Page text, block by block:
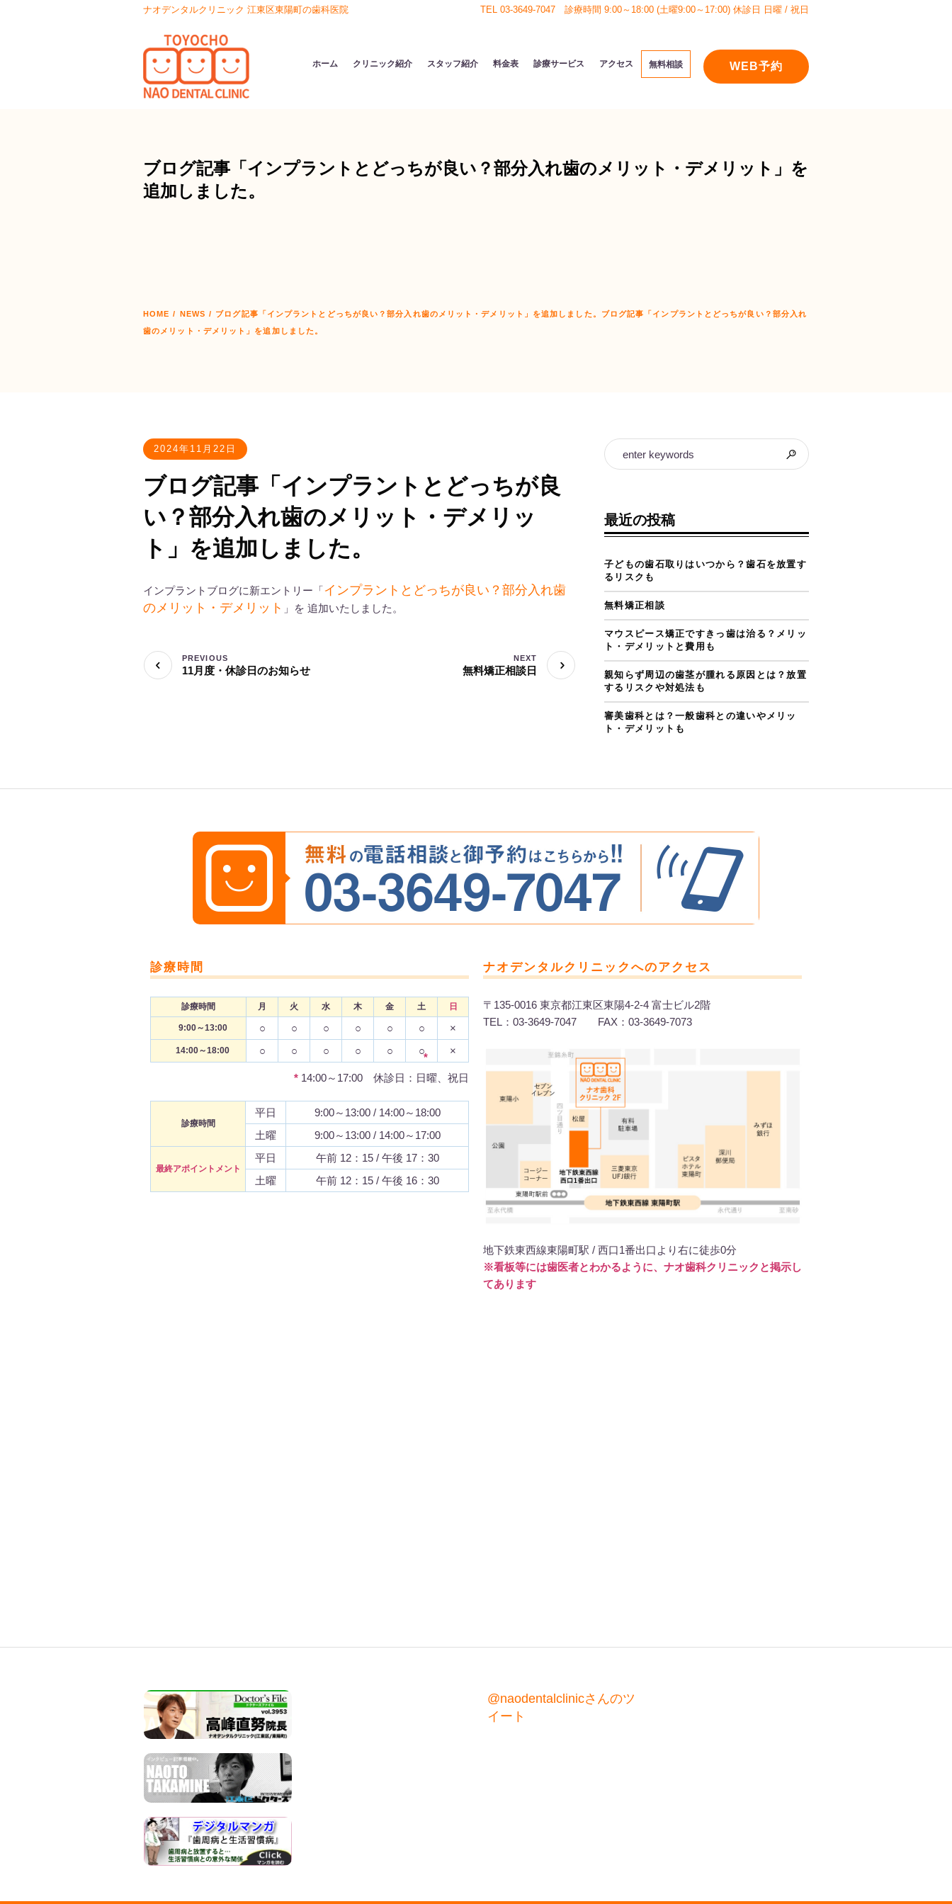
ナオデンタルクリニック 江東区東陽町の歯科医院 TEL 03-3649-7047 診療時間 9:00～18:00 (土曜9:00～17:00) 休診日 日曜 / 祝日
WEB予約
ホーム クリニック紹介 スタッフ紹介 料金表 診療サービス アクセス 無料相談
ブログ記事「インプラントとどっちが良い？部分入れ歯のメリット・デメリット」を
追加しました。
HOME / NEWS / ブログ記事「インプラントとどっちが良い？部分入れ歯のメリット・デメリット」を追加しました。
ブログ記事「インプラントとどっちが良い？部分入れ
歯のメリット・デメリット」を追加しました。
2024年11月22日
ブログ記事「インプラントとどっちが良
い？部分入れ歯のメリット・デメリッ
ト」を追加しました。
インプラントブログに新エントリー「インプラントとどっちが良い？部分入れ歯
のメリット・デメリット 」を 追加いたしました。
11月度・休診日のお知らせ
PREVIOUS
無料矯正相談日
NEXT
最近の投稿
子どもの歯石取りはいつから？歯石を放置す
るリスクも
無料矯正相談
マウスピース矯正ですきっ歯は治る？メリッ
ト・デメリットと費用も
親知らず周辺の歯茎が腫れる原因とは？放置
するリスクや対処法も
審美歯科とは？一般歯科との違いやメリッ
ト・デメリットも
診療時間
診療時間 月 火 水 木 金 土 日
9:00～13:00 ○ ○ ○ ○ ○ ○ ×
14:00～18:00 ○ ○ ○ ○ ○ ○
*
×
* 14:00～17:00 休診日：日曜、祝日
診療時間
平日
9:00～13:00 / 14:00～18:00
土曜
9:00～13:00 / 14:00～17:00
最終アポイントメント
平日
午前 12：15 / 午後 17：30
土曜
午前 12：15 / 午後 16：30
ナオデンタルクリニックへのアクセス
〒135-0016 東京都江東区東陽4-2-4 富士ビル2階
TEL：03-3649-7047 FAX：03-3649-7073
地下鉄東西線東陽町駅 / 西口1番出口より右に徒歩0分
※看板等には歯医者とわかるように、ナオ歯科クリニックと掲示し
てあります
@naodentalclinicさんのツ
イート